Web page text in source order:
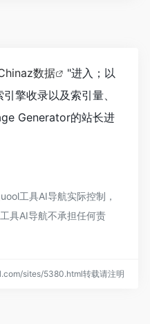
数据
"进入；以
擎收录以及索引量、
Generator的站长进
工具AI导航实际控制，
具AI导航不承担任何责
sites/5380.html转载请注明